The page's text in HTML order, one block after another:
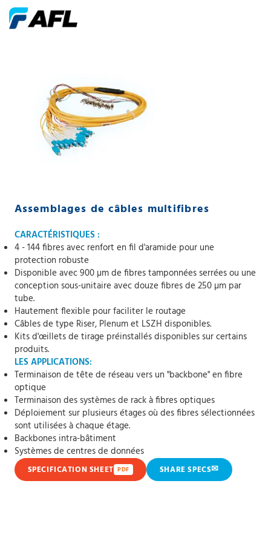
Assemblages de câbles multifibres
CARACTÉRISTIQUES :
4 - 144 fibres avec renfort en fil d'aramide pour une
protection robuste
Disponible avec 900 µm de fibres tamponnées serrées ou une
conception sous-unitaire avec douze fibres de 250 µm par
tube.
Hautement flexible pour faciliter le routage
Câbles de type Riser, Plenum et LSZH disponibles.
Kits d'œillets de tirage préinstallés disponibles sur certains
produits.
LES APPLICATIONS:
Terminaison de tête de réseau vers un "backbone" en fibre
optique
Terminaison des systèmes de rack à fibres optiques
Déploiement sur plusieurs étages où des fibres sélectionnées
sont utilisées à chaque étage.
Backbones intra-bâtiment
Systèmes de centres de données
SPECIFICATION SHEET PDF SHARE SPECS✉